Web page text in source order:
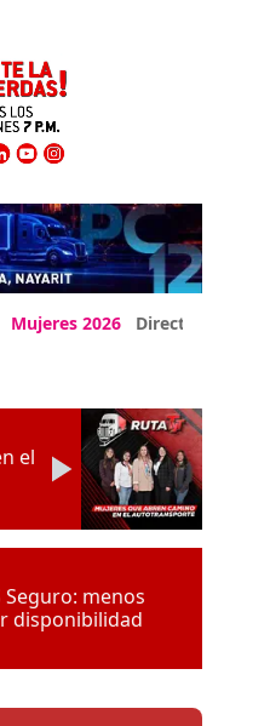
Mujeres 2026 Directorio Expo
el
Seguro: menos
disponibilidad